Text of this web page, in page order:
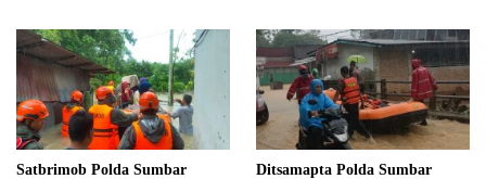
Satbrimob Polda Sumbar
Ditsamapta Polda Sumbar